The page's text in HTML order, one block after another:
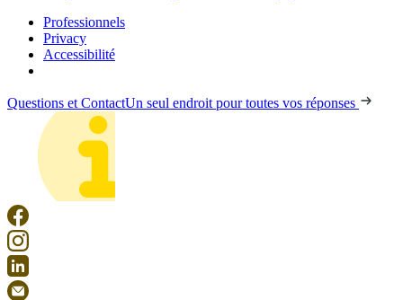
Professionnels
Privacy
Accessibilité
Questions et ContactUn seul endroit pour toutes vos réponses